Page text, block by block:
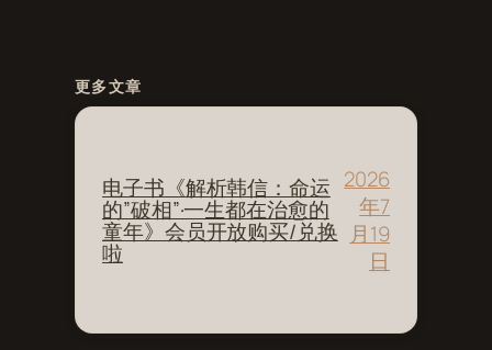
更多文章
电子书《解析韩信：命运
的”破相”·一生都在治愈的
童年》会员开放购买/兑换
啦
2026
年7
月19
日